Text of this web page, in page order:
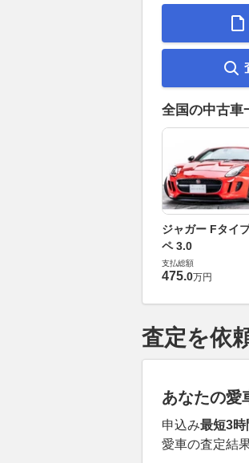
全国の中古車
ジャガー Fタイ
ペ 3.0
支払総額
475.0万円
査定を依
あなたの愛
申込み最短3時
愛車の査定結